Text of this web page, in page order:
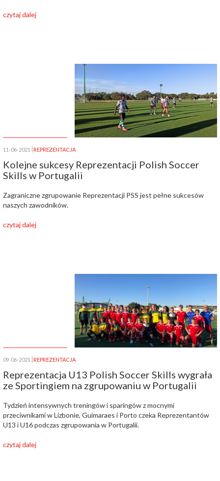
czytaj dalej
11-06-2021 REPREZENTACJA
Kolejne sukcesy Reprezentacji Polish Soccer
Skills w Portugalii
Zagraniczne zgrupowanie Reprezentacji PSS jest pełne sukcesów
naszych zawodników.
czytaj dalej
09-06-2021 REPREZENTACJA
Reprezentacja U13 Polish Soccer Skills wygrała
ze Sportingiem na zgrupowaniu w Portugalii
Tydzień intensywnych treningów i sparingów z mocnymi
przeciwnikami w Lizbonie, Guimaraes i Porto czeka Reprezentantów
U13 i U16 podczas zgrupowania w Portugalii.
czytaj dalej